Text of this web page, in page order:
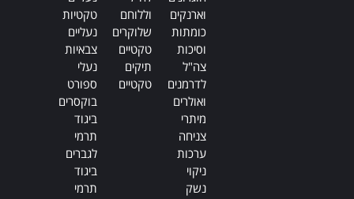
וארנקים
כומתות
וסיכות
צה"ל
לדרמנים
ואולרים
מיתרי
צניחה
ערכות
ניקוי
נשק
וללוחם
שלוקרים
טקטיים
תיקים
טקטיים
טקטיות
נעליים
צבאיות
נעלי
ספורט
בוקסרים
ביגוד
תרמי
לגברים
ביגוד
תרמי